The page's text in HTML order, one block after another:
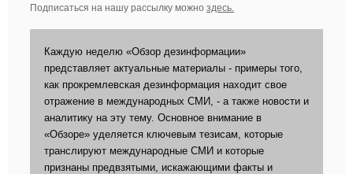
Подписаться на нашу рассылку можно здесь.
Каждую неделю «Обзор дезинформации»
представляет актуальные материалы - примеры того,
как прокремлевская дезинформация находит свое
отражение в международных СМИ, - а также новости и
аналитику на эту тему. Основное внимание в
«Обзоре» уделяется ключевым тезисам, которые
транслируют международные СМИ и которые
признаны предвзятыми, искажающими факты и